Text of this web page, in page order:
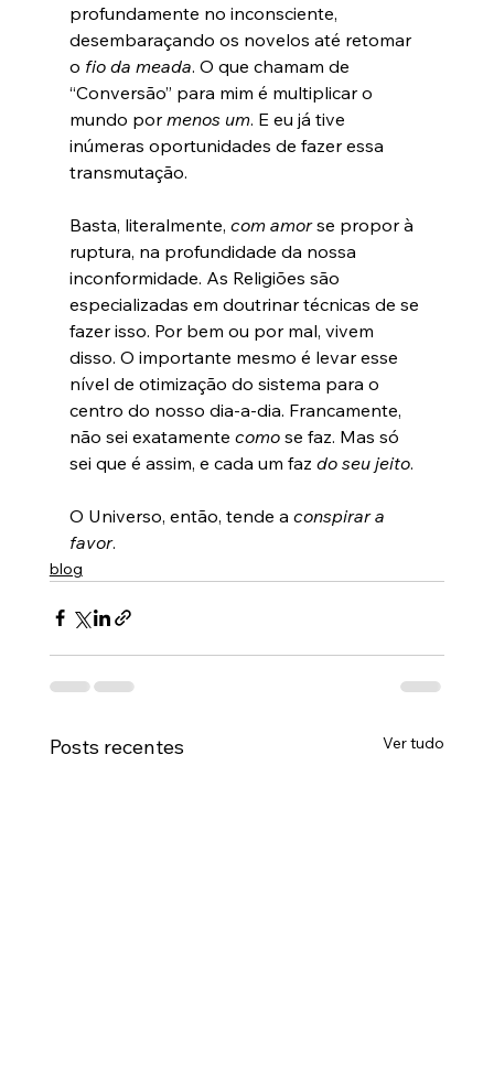
profundamente no inconsciente,
desembaraçando os novelos até retomar
o fio da meada. O que chamam de
“Conversão” para mim é multiplicar o
mundo por menos um. E eu já tive
inúmeras oportunidades de fazer essa
transmutação.
Basta, literalmente, com amor se propor à
ruptura, na profundidade da nossa
inconformidade. As Religiões são
especializadas em doutrinar técnicas de se
fazer isso. Por bem ou por mal, vivem
disso. O importante mesmo é levar esse
nível de otimização do sistema para o
centro do nosso dia-a-dia. Francamente,
não sei exatamente como se faz. Mas só
sei que é assim, e cada um faz do seu jeito.
O Universo, então, tende a conspirar a
favor.
blog
Posts recentes Ver tudo